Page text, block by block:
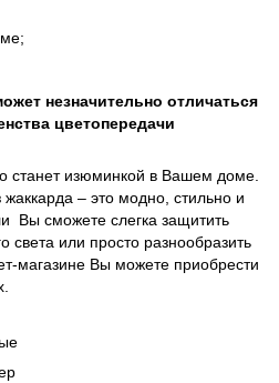
незначительно отличаться
цветопередачи
станет изюминкой в Вашем доме.
жаккарда – это модно, стильно и
Вы сможете слегка защитить
света или просто разнообразить
магазине Вы можете приобрести